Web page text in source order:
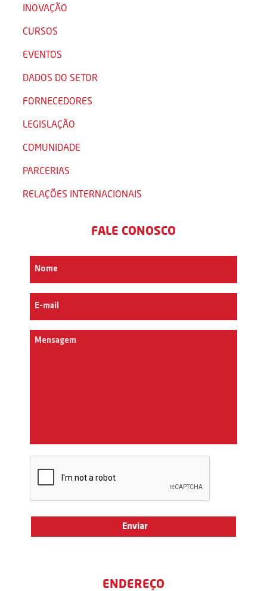
INOVAÇÃO
CURSOS
EVENTOS
DADOS DO SETOR
FORNECEDORES
LEGISLAÇÃO
COMUNIDADE
PARCERIAS
RELAÇÕES INTERNACIONAIS
FALE CONOSCO
ENDEREÇO